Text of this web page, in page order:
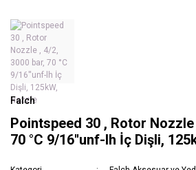
Falch
Pointspeed 30 , Rotor Nozzle
70 °C 9/16''unf-lh İç Dişli,